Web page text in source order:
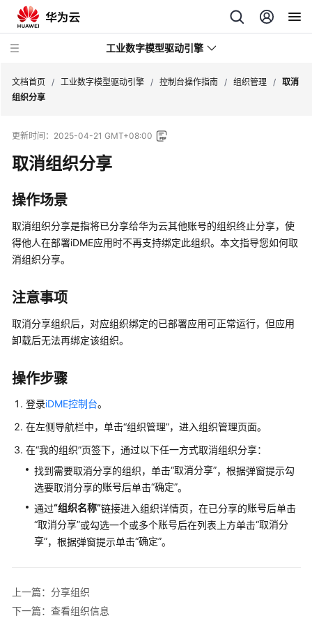
工业数字模型驱动引擎
新
动
态
产
品
介
绍
费
明
速
门
制
台
操
指
前
必
文档首页 / 工业数字模型驱动引擎 / 控制台操作指南 / 组织管理 / 取消
组织分享
更新时间： 2025-04-21 GMT+08:00
取消组织分享
操作场景
取消组织分享是指将已分享给华为云其他账号的组织终止分享，使
得他人在部署iDME应用时不再支持绑定此组织。本文指导您如何取
消组织分享。
注意事项
取消分享组织后，对应组织绑定的已部署应用可正常运行，但应用
卸载后无法再绑定该组织。
操作步骤
登录iDME控制台。
在左侧导航栏中，单击“组织管理”，进入组织管理页面。
在“我的组织”页签下，通过以下任一方式取消组织分享：
找到需要取消分享的组织，单击“取消分享”，根据弹窗提示勾
选要取消分享的账号后单击“确定”。
通过“组织名称”链接进入组织详情页，在已分享的账号后单击
“取消分享”或勾选一个或多个账号后在列表上方单击“取消分
享”，根据弹窗提示单击“确定”。
上一篇：分享组织
下一篇：查看组织信息